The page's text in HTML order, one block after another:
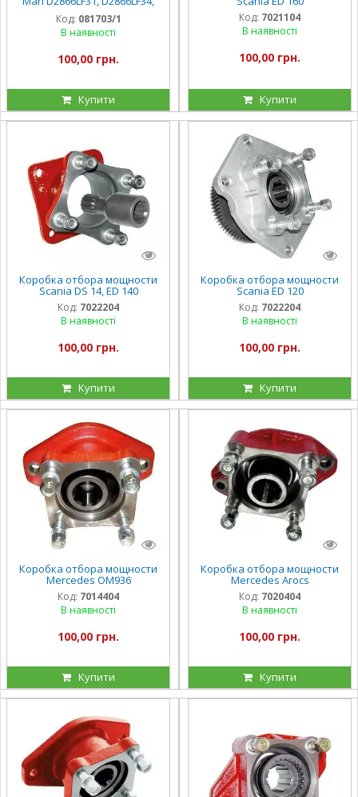
D2866LF26 310 Hk, D2866L
Код: 081703/1
В наявності
100,00 грн.
Купити
Код: 7021104
В наявності
100,00 грн.
Купити
Коробка отбора мощности
Scania DS 14, ED 140
Код: 7022204
В наявності
100,00 грн.
Купити
Коробка отбора мощности
Scania ED 120
Код: 7022204
В наявності
100,00 грн.
Купити
Коробка отбора мощности
Mercedes OM936
Код: 7014404
В наявності
100,00 грн.
Купити
Коробка отбора мощности
Mercedes Arocs
Код: 7020404
В наявності
100,00 грн.
Купити